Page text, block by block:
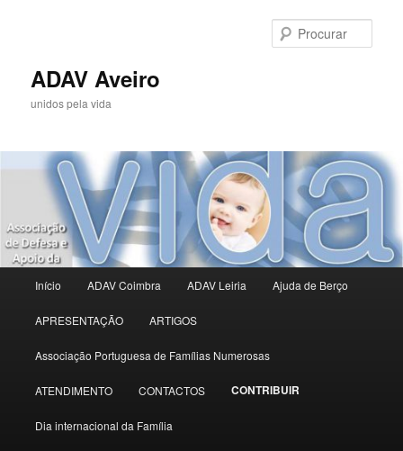
primárioADAV Aveiro
unidos pela vida
principal
Início ADAV Coimbra ADAV Leiria Ajuda de Berço
APRESENTAÇÃO ARTIGOS
Associação Portuguesa de Famílias Numerosas
ATENDIMENTO CONTACTOS CONTRIBUIR
Dia internacional da Família